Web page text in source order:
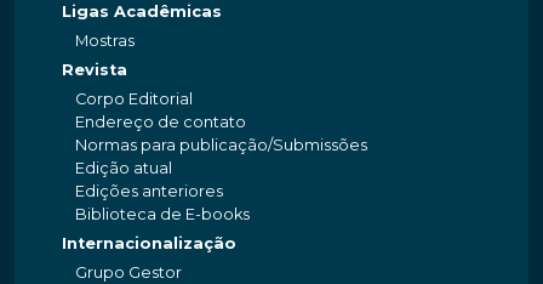
Ligas Acadêmicas
Mostras
Revista
Corpo Editorial
Endereço de contato
Normas para publicação/Submissões
Edição atual
Edições anteriores
Biblioteca de E-books
Internacionalização
Grupo Gestor